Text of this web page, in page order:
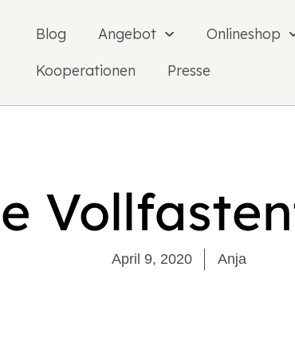
Blog Angebot
Onlineshop
Kooperationen
Presse
April 9, 2020 Anja